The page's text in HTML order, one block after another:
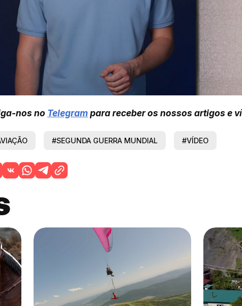
Video
nos no Telegrampara receber os nossos artigos e
#SEGUNDA GUERRA MUNDIAL #VÍDEO